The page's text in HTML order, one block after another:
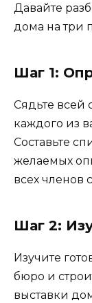
Давайте
дома на три
Шаг 1:
Сядьте всей
каждого из
Составьте
желаемых
всех членов
Шаг 2:
Изучите
бюро и
выставки